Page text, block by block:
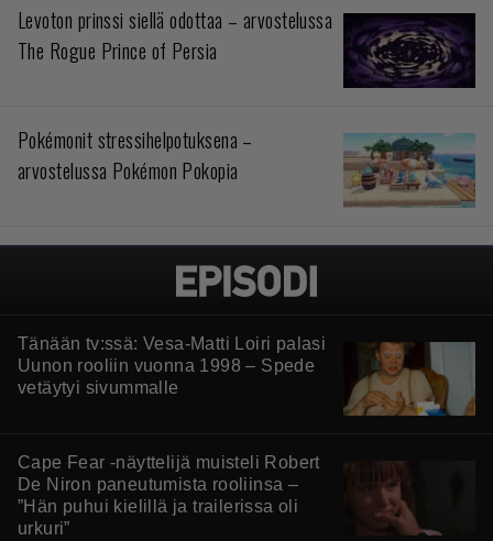
Levoton prinssi siellä odottaa – arvostelussa
The Rogue Prince of Persia
Pokémonit stressihelpotuksena –
arvostelussa Pokémon Pokopia
Tänään tv:ssä: Vesa-Matti Loiri palasi
Uunon rooliin vuonna 1998 – Spede
vetäytyi sivummalle
Cape Fear -näyttelijä muisteli Robert
De Niron paneutumista rooliinsa –
”Hän puhui kielillä ja trailerissa oli
urkuri”